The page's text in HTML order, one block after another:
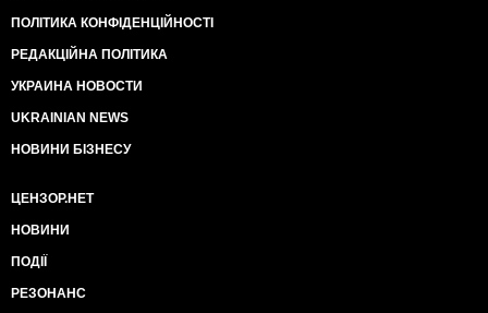
ПОЛІТИКА КОНФІДЕНЦІЙНОСТІ
РЕДАКЦІЙНА ПОЛІТИКА
УКРАИНА НОВОСТИ
UKRAINIAN NEWS
НОВИНИ БІЗНЕСУ
ЦЕНЗОР.НЕТ
НОВИНИ
ПОДІЇ
РЕЗОНАНС